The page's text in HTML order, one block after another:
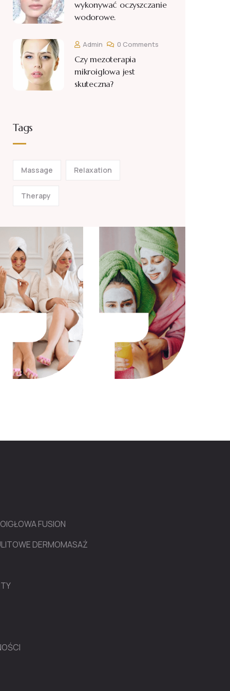
wykonywać oczyszczanie
wodorowe.
Admin 0 Comments
Czy mezoterapia
mikroiglowa jest
skuteczna?
Tags
Massage Relaxation
Therapy
FUSION
DERMOMASAŻ